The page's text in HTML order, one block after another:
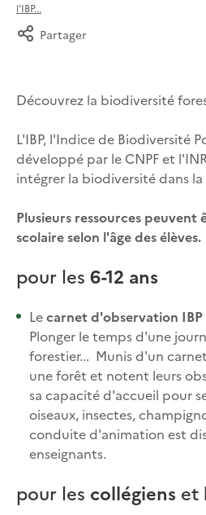
l'IBP...
Partager
Découvrez la biodiversité
L'IBP, l'Indice de Biodiversité
développé par le CNPF et
intégrer la biodiversité dans
Plusieurs ressources peuvent
scolaire selon l'âge des élèves.
pour les 6-12 ans
Lecarnet d'observation IBP
Plonger le temps d'une
forestier... Munis d'un
une forêt et notent leurs
sa capacité d'accueil pour
oiseaux, insectes,
conduite d'animation est
enseignants.
pour les collégiens et